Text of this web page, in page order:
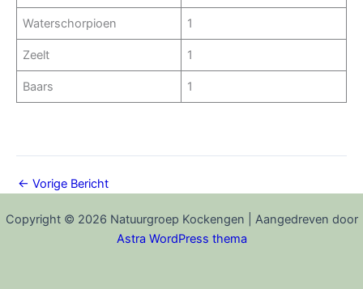
Waterschorpioen 1
Zeelt 1
Baars 1
← Vorige Bericht
Copyright © 2026 Natuurgroep Kockengen | Aangedreven door
Astra WordPress thema